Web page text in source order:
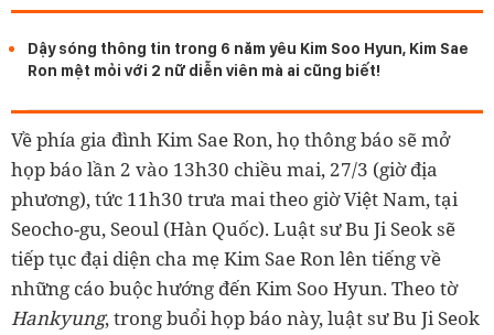
Dậy sóng thông tin trong 6 năm yêu Kim Soo Hyun, Kim Sae
Ron mệt mỏi với 2 nữ diễn viên mà ai cũng biết!
Về phía gia đình Kim Sae Ron, họ thông báo sẽ mở
họp báo lần 2 vào 13h30 chiều mai, 27/3 (giờ địa
phương), tức 11h30 trưa mai theo giờ Việt Nam, tại
Seocho-gu, Seoul (Hàn Quốc). Luật sư Bu Ji Seok sẽ
tiếp tục đại diện cha mẹ Kim Sae Ron lên tiếng về
những cáo buộc hướng đến Kim Soo Hyun. Theo tờ
Hankyung, trong buổi họp báo này, luật sư Bu Ji Seok